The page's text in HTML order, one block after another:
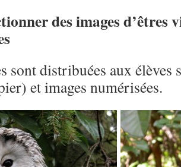
des images
sont distribuées aux élèves
et images numérisées.